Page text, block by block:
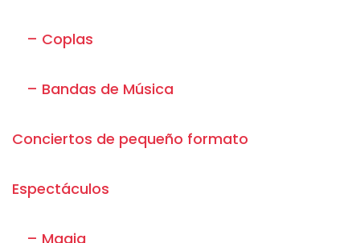
– Coplas
– Bandas de Música
Conciertos de pequeño formato
Espectáculos
– Magia